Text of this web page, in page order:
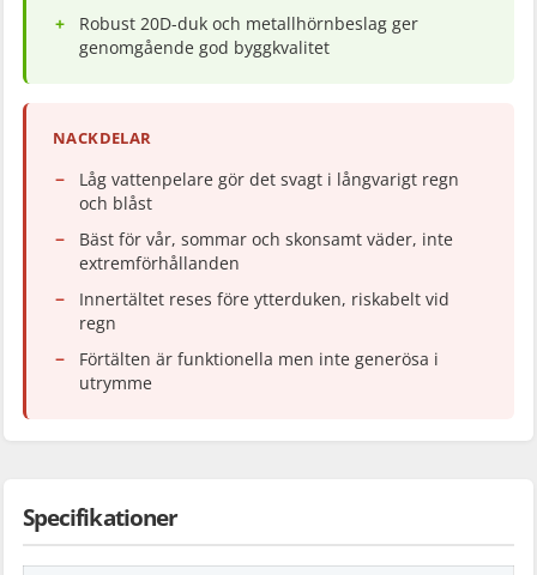
Robust 20D-duk och metallhörnbeslag ger
genomgående god byggkvalitet
NACKDELAR
Låg vattenpelare gör det svagt i långvarigt regn
och blåst
Bäst för vår, sommar och skonsamt väder, inte
extremförhållanden
Innertältet reses före ytterduken, riskabelt vid
regn
Förtälten är funktionella men inte generösa i
utrymme
Specifikationer